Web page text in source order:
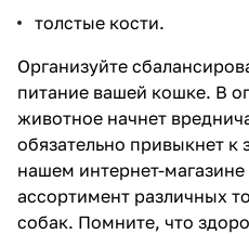
толстые кости.
Организуйте
питание вашей кошке. В
животное начнет
обязательно привыкнет
нашем интернет-
ассортимент различных
собак. Помните, что